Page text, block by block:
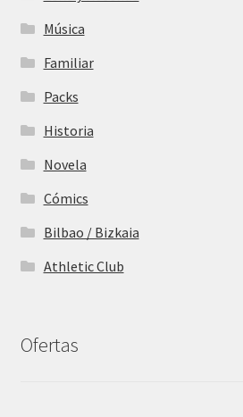
Música
Familiar
Packs
Historia
Novela
Cómics
Bilbao / Bizkaia
Athletic Club
Ofertas